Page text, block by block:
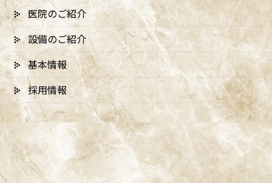
3. 食べ物・糖分（とくに頻度）
お菓子やジュースなどの甘いものだけでなく、炭水化物全般が細菌
の「エサ」になります。とくに問題となるのは「量」よりも「摂
取する頻度」で、ダラダラ食べや間食が多いと、お口の中が酸性の
状態の時間が長くなり、むし歯が進行しやすくなります。
4. 時間（酸にさらされる時間）
医院のご紹介
設備のご紹介
基本情報
採用情報